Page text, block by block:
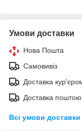
Умови доставки
Нова Пошта
Самовивіз
Доставка
Доставка поштою
Всі умови доставки